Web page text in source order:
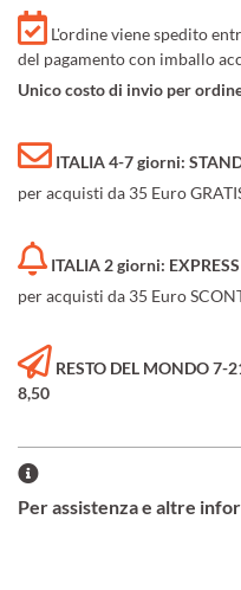
L'ordine viene spedito
del pagamento con imballo
Unico costo di invio per
ITALIA 4-7 giorni:
per acquisti da 35 Euro
ITALIA 2 giorni:
per acquisti da 35 Euro
RESTO DEL MONDO 7-
8,50
Per assistenza e altre